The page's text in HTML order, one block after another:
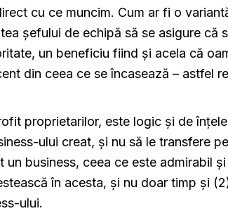
cu ce muncim. Cum ar fi o
șefului de echipă să se asigure
un beneficiu fiind și acela că
din ceea ce se încasează – astfel
proprietarilor, este logic și de
ului creat, și nu să le transfere
business, ceea ce este admirabil
în acesta, și nu doar timp și
ului.